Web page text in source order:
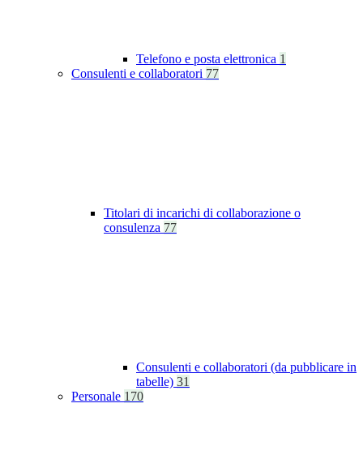
Telefono e posta elettronica 1
Consulenti e collaboratori 77
Titolari di incarichi di collaborazione o
consulenza 77
Consulenti e collaboratori (da pubblicare in
tabelle) 31
Personale 170